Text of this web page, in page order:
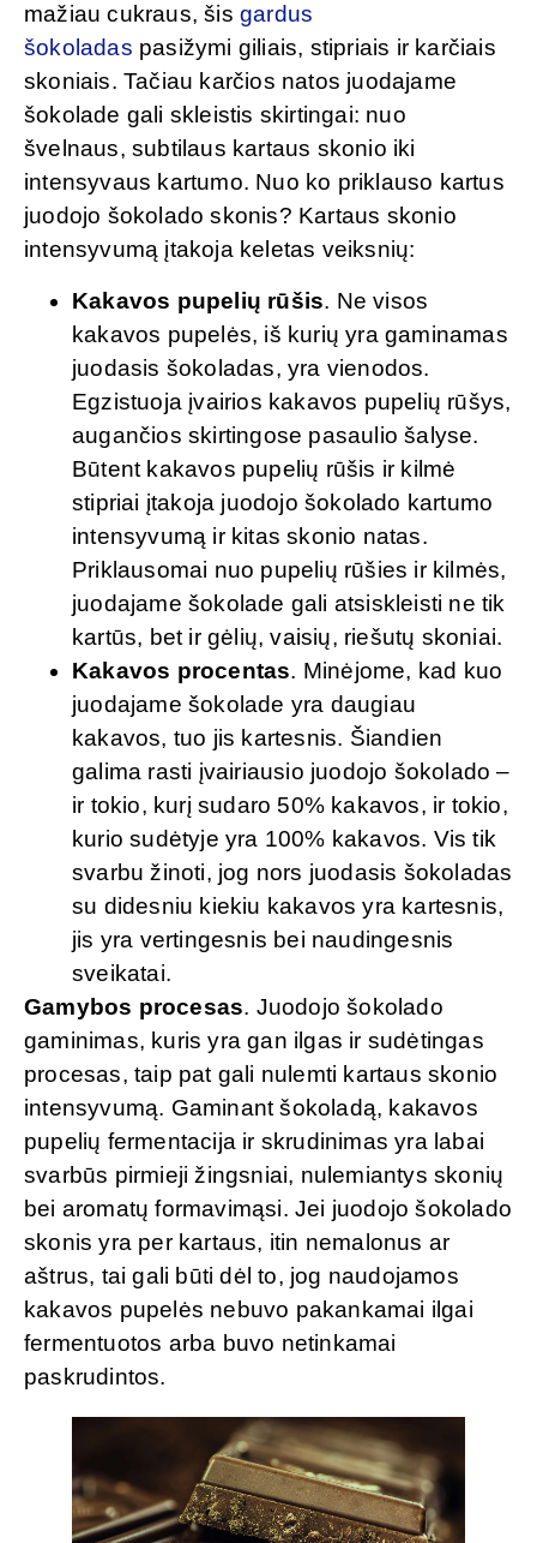
mažiau cukraus, šis gardus
šokoladas pasižymi giliais, stipriais ir karčiais
skoniais. Tačiau karčios natos juodajame
šokolade gali skleistis skirtingai: nuo
švelnaus, subtilaus kartaus skonio iki
intensyvaus kartumo. Nuo ko priklauso kartus
juodojo šokolado skonis? Kartaus skonio
intensyvumą įtakoja keletas veiksnių:
Kakavos pupelių rūšis. Ne visos
kakavos pupelės, iš kurių yra gaminamas
juodasis šokoladas, yra vienodos.
Egzistuoja įvairios kakavos pupelių rūšys,
augančios skirtingose pasaulio šalyse.
Būtent kakavos pupelių rūšis ir kilmė
stipriai įtakoja juodojo šokolado kartumo
intensyvumą ir kitas skonio natas.
Priklausomai nuo pupelių rūšies ir kilmės,
juodajame šokolade gali atsiskleisti ne tik
kartūs, bet ir gėlių, vaisių, riešutų skoniai.
Kakavos procentas. Minėjome, kad kuo
juodajame šokolade yra daugiau
kakavos, tuo jis kartesnis. Šiandien
galima rasti įvairiausio juodojo šokolado –
ir tokio, kurį sudaro 50% kakavos, ir tokio,
kurio sudėtyje yra 100% kakavos. Vis tik
svarbu žinoti, jog nors juodasis šokoladas
su didesniu kiekiu kakavos yra kartesnis,
jis yra vertingesnis bei naudingesnis
sveikatai.
Gamybos procesas. Juodojo šokolado
gaminimas, kuris yra gan ilgas ir sudėtingas
procesas, taip pat gali nulemti kartaus skonio
intensyvumą. Gaminant šokoladą, kakavos
pupelių fermentacija ir skrudinimas yra labai
svarbūs pirmieji žingsniai, nulemiantys skonių
bei aromatų formavimąsi. Jei juodojo šokolado
skonis yra per kartaus, itin nemalonus ar
aštrus, tai gali būti dėl to, jog naudojamos
kakavos pupelės nebuvo pakankamai ilgai
fermentuotos arba buvo netinkamai
paskrudintos.